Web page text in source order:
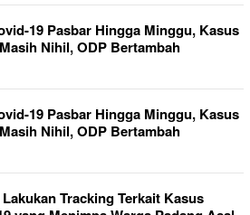
19 Pasbar Hingga Minggu, Kasus
Nihil, ODP Bertambah
19 Pasbar Hingga Minggu, Kasus
Nihil, ODP Bertambah
Tracking Terkait Kasus